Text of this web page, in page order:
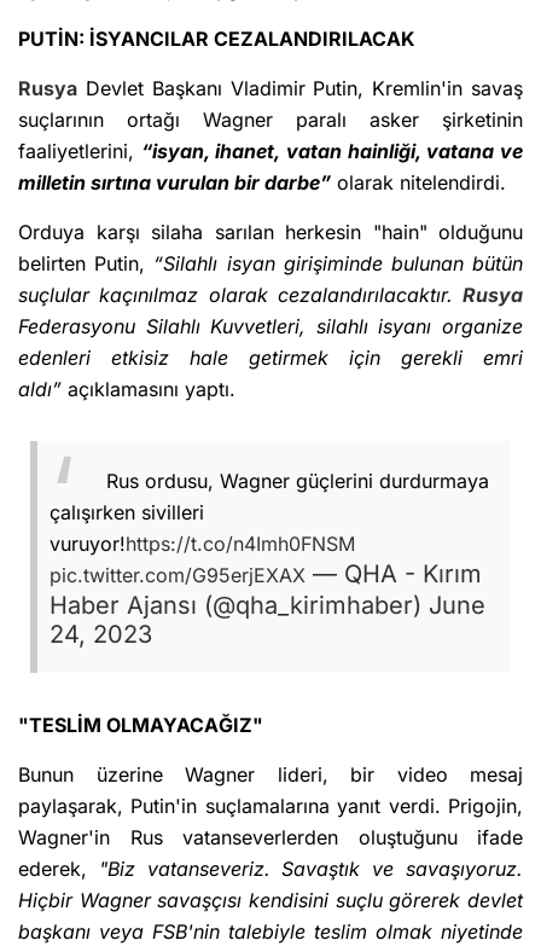
PUTİN: İSYANCILAR CEZALANDIRILACAK
Rusya Devlet Başkanı Vladimir Putin, Kremlin'in savaş
suçlarının ortağı Wagner paralı asker şirketinin
faaliyetlerini, “isyan, ihanet, vatan hainliği, vatana ve
milletin sırtına vurulan bir darbe” olarak nitelendirdi.
Orduya karşı silaha sarılan herkesin "hain" olduğunu
belirten Putin, “Silahlı isyan girişiminde bulunan bütün
suçlular kaçınılmaz olarak cezalandırılacaktır. Rusya
Federasyonu Silahlı Kuvvetleri, silahlı isyanı organize
edenleri etkisiz hale getirmek için gerekli emri
aldı” açıklamasını yaptı.
Rus ordusu, Wagner güçlerini durdurmaya
çalışırken sivilleri
vuruyor!https://t.co/n4Imh0FNSM
pic.twitter.com/G95erjEXAX — QHA - Kırım
Haber Ajansı (@qha_kirimhaber) June
24, 2023
"TESLİM OLMAYACAĞIZ"
Bunun üzerine Wagner lideri, bir video mesaj
paylaşarak, Putin'in suçlamalarına yanıt verdi. Prigojin,
Wagner'in Rus vatanseverlerden oluştuğunu ifade
ederek, "Biz vatanseveriz. Savaştık ve savaşıyoruz.
Hiçbir Wagner savaşçısı kendisini suçlu görerek devlet
başkanı veya FSB'nin talebiyle teslim olmak niyetinde